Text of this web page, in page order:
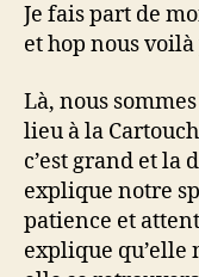
Je fais part de
et hop nous
Là, nous
lieu à la
c’est grand et la
explique notre
patience et
explique qu’elle